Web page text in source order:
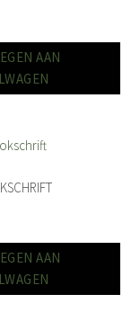
AAN
AAN